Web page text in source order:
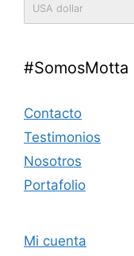
USA dollar
#SomosMotta
Contacto
Testimonios
Nosotros
Portafolio
Mi cuenta